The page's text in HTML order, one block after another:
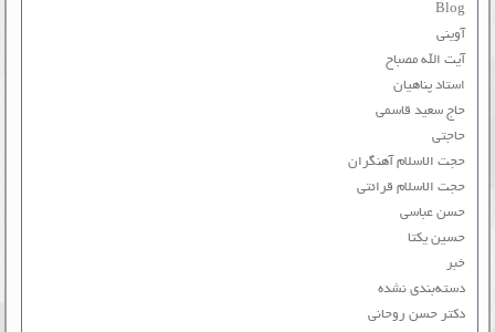
Blog
آوینی
آیت الله مصباح
استاد پناهیان
حاج سعید قاسمی
حاجتی
حجت الاسلام آهنگران
حجت الاسلام قرائتی
حسن عباسی
حسین یکتا
خبر
دسته‌بندی نشده
دکتر حسن روحانی